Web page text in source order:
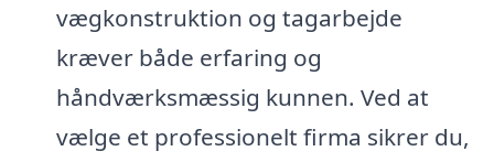
vægkonstruktion og tagarbejde
kræver både erfaring og
håndværksmæssig kunnen. Ved at
vælge et professionelt firma sikrer du,